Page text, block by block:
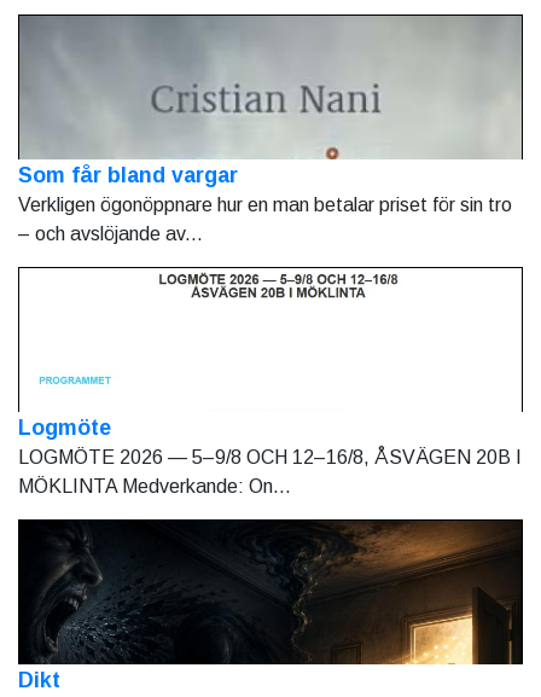
Som får bland vargar
Verkligen ögonöppnare hur en man betalar priset för sin tro
– och avslöjande av...
Logmöte
LOGMÖTE 2026 — 5–9/8 OCH 12–16/8, ÅSVÄGEN 20B I
MÖKLINTA Medverkande: On...
Dikt